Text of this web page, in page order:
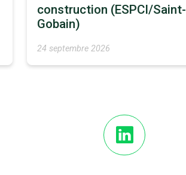
construction (ESPCI/Saint-
Gobain)
24 septembre 2026